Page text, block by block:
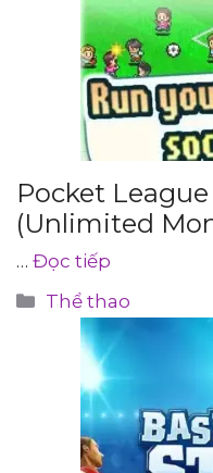
Pocket
(Unlimited
… Đọc tiếp
Danh
mục
Thể thao